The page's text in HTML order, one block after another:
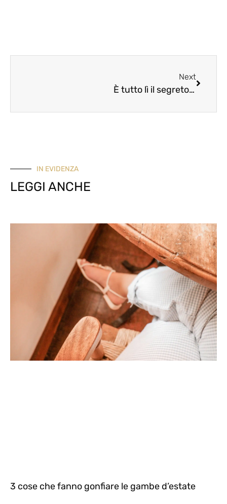
Next
È tutto lì il segreto: la costanza che cambia il corpo
IN EVIDENZA
LEGGI ANCHE
3 cose che fanno gonfiare le gambe d’estate